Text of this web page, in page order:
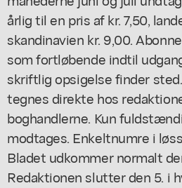
årlig til en pris af kr. 7,50,
skandinavien kr. 9,00.
som fortløbende indtil
skriftlig opsigelse finder
tegnes direkte hos
boghandlerne. Kun
modtages. Enkeltnumre i
Bladet udkommer normalt
Redaktionen slutter den 5. i